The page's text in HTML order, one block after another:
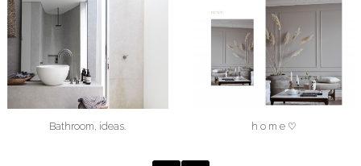
Bathroom, ideas. h o m e ♡